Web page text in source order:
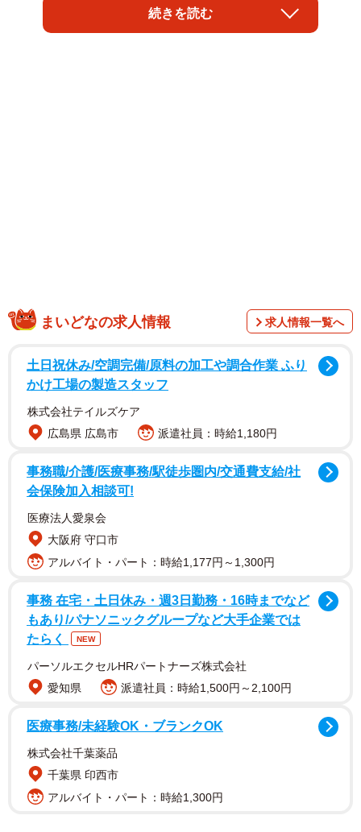
がSNSで繰り返し読まれています。優しいタッチ、胸を衝
かれる展開、温かいものがこみ上げる結末。大切な人に思
る主婦のちひろ（@chitti_design）さんがツイッターに投稿
した漫画に心揺さぶられるユーザーが相次いでいます。
「明日母親に電話しよう」「読んでいて無性に両親に会い
これまでも家に帰れない事が3回ほど」「母親に「どなたで
すか…？」と言われる息子さんの気持ちが辛くてまた泣い
た」「母を思い出した。いろいろ思い出した」「両親が認
知症になっても優しい気持ちで接してあげたくなった」…
12万を超えるいいねが付きました。離れて暮らす両親を思
にこの漫画を読み進めた人は少なくないようです。
続きを読む
まいどなの求人情報 求人情報一覧へ
土日祝休み/空調完備/原料の加工や調合作業 ふり
かけ工場の製造スタッフ
株式会社テイルズケア
広島県 広島市
派遣社員：時給1,180円
事務職/介護/医療事務/駅徒歩圏内/交通費支給/社
会保険加入相談可!
医療法人愛泉会
大阪府 守口市
アルバイト・パート：時給1,177円～1,300円
事務 在宅・土日休み・週3日勤務・16時までなど
もあり/パナソニックグループなど大手企業では
たらく
NEW
パーソルエクセルHRパートナーズ株式会社
愛知県
派遣社員：時給1,500円～2,100円
医療事務/未経験OK・ブランクOK
株式会社千葉薬品
千葉県 印西市
アルバイト・パート：時給1,300円